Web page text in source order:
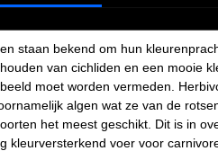
staan bekend om hun
van cichliden en een mooie
moet worden vermeden.
algen wat ze van de
het meest geschikt. Dit is in
kleurversterkend voer voor